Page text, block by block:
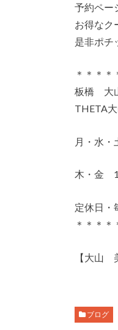
予約ペー
お得なク
是非ポチ
＊＊＊
板橋 大
THETA
月・水
木・金
定休日・
＊＊＊
【大山
ブログ